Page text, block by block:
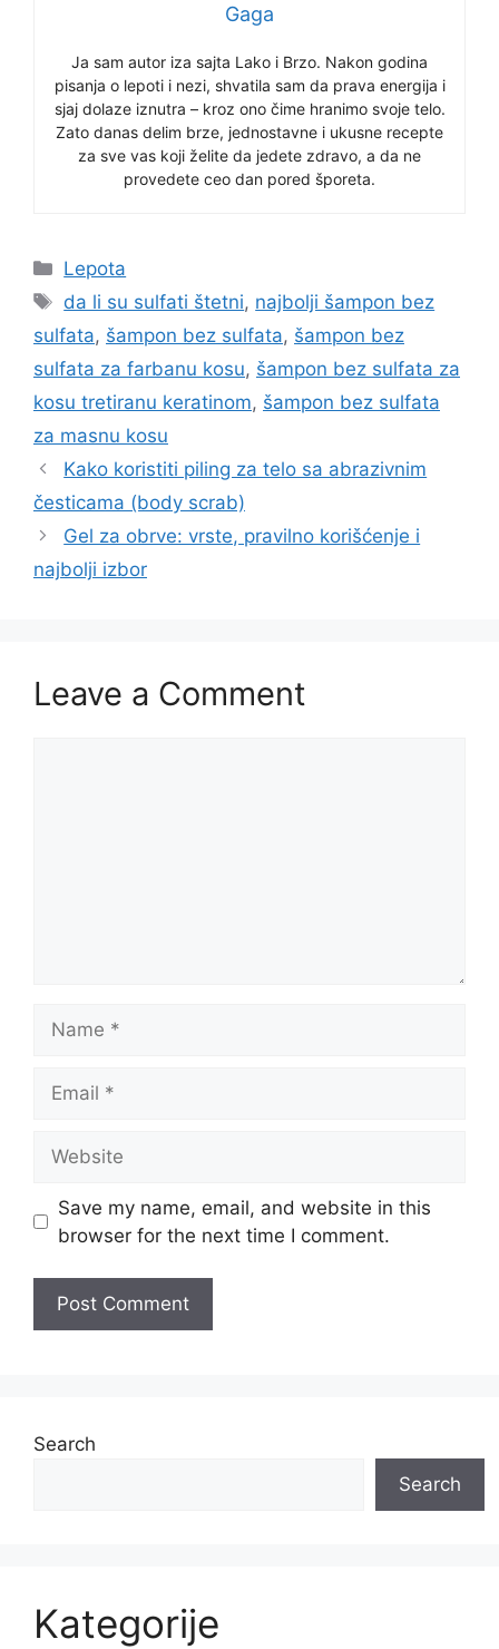
Gaga
Ja sam autor iza sajta Lako i Brzo. Nakon godina
pisanja o lepoti i nezi, shvatila sam da prava energija i
sjaj dolaze iznutra – kroz ono čime hranimo svoje telo.
Zato danas delim brze, jednostavne i ukusne recepte
za sve vas koji želite da jedete zdravo, a da ne
provedete ceo dan pored šporeta.
Categories
Lepota
Tags
da li su sulfati štetni, najbolji šampon bez
sulfata, šampon bez sulfata, šampon bez
sulfata za farbanu kosu, šampon bez sulfata za
kosu tretiranu keratinom, šampon bez sulfata
za masnu kosu
Kako koristiti piling za telo sa abrazivnim
česticama (body scrab)
Gel za obrve: vrste, pravilno korišćenje i
najbolji izbor
Leave a Comment
Save my name, email, and website in this
browser for the next time I comment.
e
v
e
Search
Search
Kategorije